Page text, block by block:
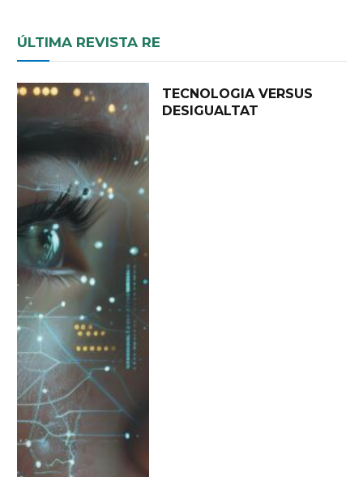
ÚLTIMA REVISTA RE
TECNOLOGIA VERSUS
DESIGUALTAT